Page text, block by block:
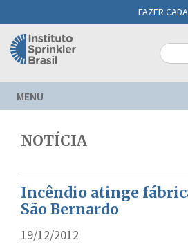
FAZER
NOTÍCIA
Incêndio atinge
São Bernardo
19/12/2012